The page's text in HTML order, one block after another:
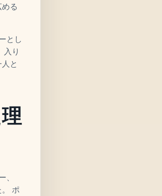
る
とし
入り
と
ポ